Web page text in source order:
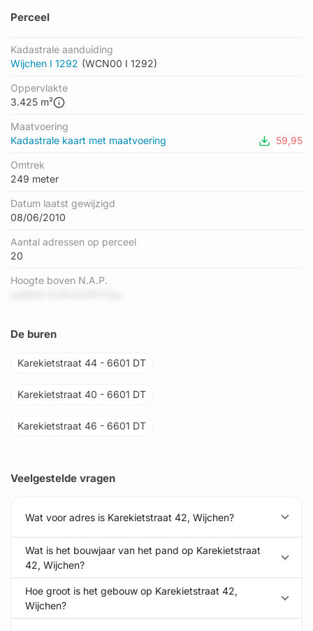
Perceel
Kadastrale aanduiding
Wijchen I 1292 (WCN00 I 1292)
Oppervlakte
3.425 m²
Maatvoering
Kadastrale kaart met maatvoering
59,95
Omtrek
249 meter
Datum laatst gewijzigd
08/06/2010
Aantal adressen op perceel
20
Hoogte boven N.A.P.
De buren
Karekietstraat 44 - 6601 DT
Karekietstraat 40 - 6601 DT
Karekietstraat 46 - 6601 DT
Veelgestelde vragen
Wat voor adres is Karekietstraat 42, Wijchen?
Wat is het bouwjaar van het pand op Karekietstraat
42, Wijchen?
Hoe groot is het gebouw op Karekietstraat 42,
Wijchen?